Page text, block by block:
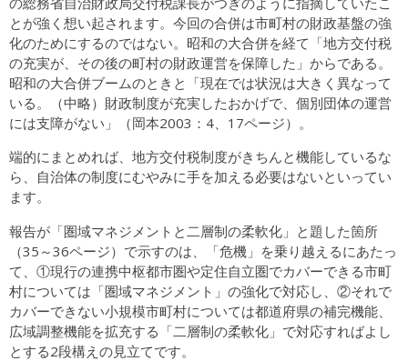
とが強く想い起されます。今回の合併は市町村の財政基盤の強
化のためにするのではない。昭和の大合併を経て「地方交付税
の充実が、その後の町村の財政運営を保障した」からである。
昭和の大合併ブームのときと「現在では状況は大きく異なって
いる。（中略）財政制度が充実したおかげで、個別団体の運営
には支障がない」（岡本2003：4、17ページ）。
端的にまとめれば、地方交付税制度がきちんと機能しているな
ら、自治体の制度にむやみに手を加える必要はないといってい
ます。
報告が「圏域マネジメントと二層制の柔軟化」と題した箇所
（35～36ページ）で示すのは、「危機」を乗り越えるにあたっ
て、①現行の連携中枢都市圏や定住自立圏でカバーできる市町
村については「圏域マネジメント」の強化で対応し、②それで
カバーできない小規模市町村については都道府県の補完機能、
広域調整機能を拡充する「二層制の柔軟化」で対応すればよし
とする2段構えの見立てです。